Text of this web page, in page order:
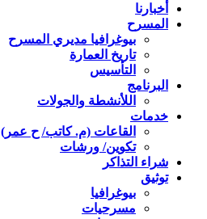
أخبارنا
المسرح
بيوغرافيا مديري المسرح
تاريخ العمارة
التأسيس
البرنامج
اللأنشطة والجولات
خدمات
القاعات (م. كاتب/ ح عمر)
تكوين/ ورشات
شراء التذاكر
توثيق
بيوغرافيا
مسرحيات